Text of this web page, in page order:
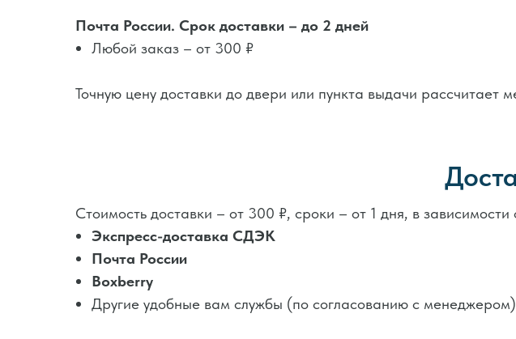
Почта России. Срок доставки – до 2 дней
Любой заказ – от 300 ₽
Точную цену доставки до двери или пункта выдачи рассчитает
Стоимость доставки – от 300 ₽, сроки – от 1 дня, в
Экспресс-доставка СДЭК
Почта России
Boxberry
Другие удобные вам службы (по согласованию с менеджером)